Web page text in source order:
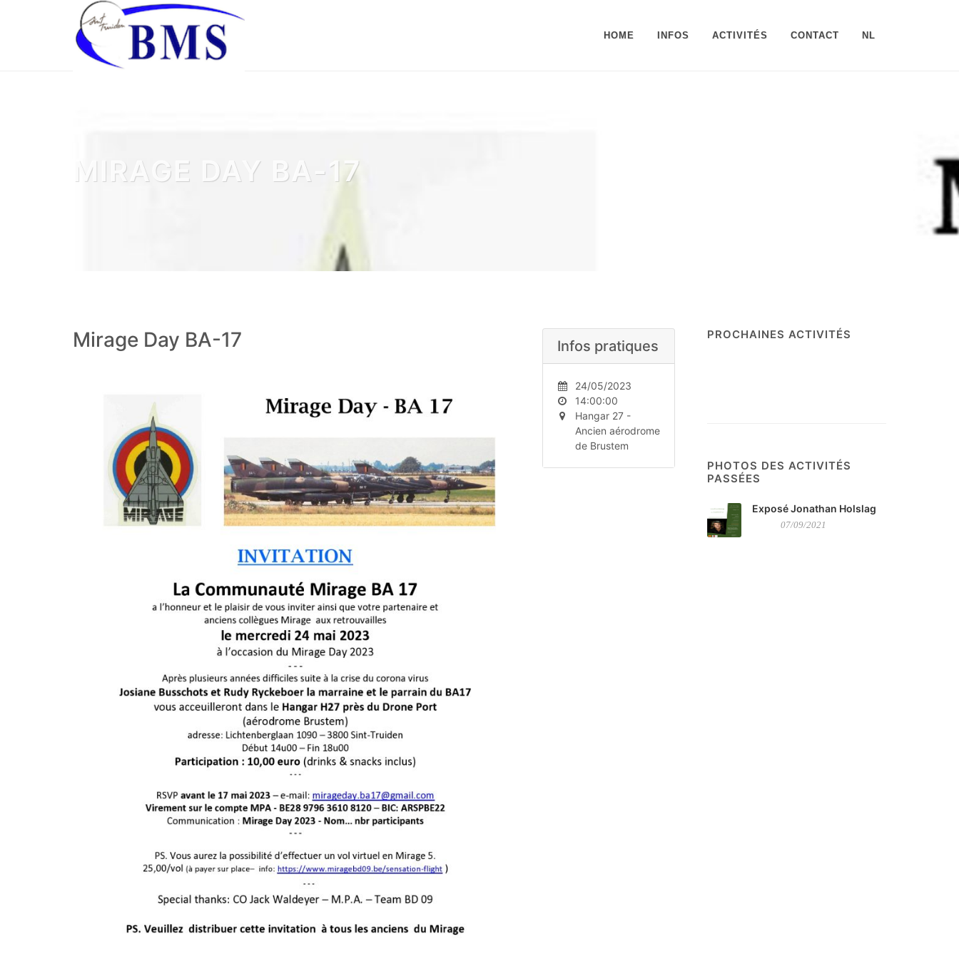
HOME INFOS ACTIVITÉS CONTACT NL
MIRAGE DAY BA-17
Mirage Day BA-17 Infos pratiques
24/05/2023
14:00:00
Hangar 27 -
Ancien aérodrome
de Brustem
PROCHAINES ACTIVITÉS
PHOTOS DES ACTIVITÉS
PASSÉES
Exposé Jonathan Holslag
07/09/2021